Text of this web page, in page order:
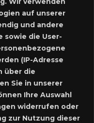
auf unserer
und andere
sowie die User-
(IP-Adresse
über die
Sie in unserer
Ihre Auswahl
widerrufen oder
zur Nutzung dieser